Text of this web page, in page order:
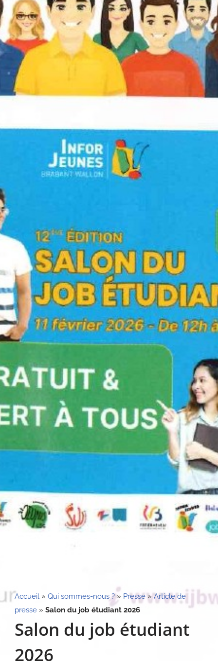
Accueil » Qui sommes-nous ?» Presse »Article de
presse » Salon du job étudiant 2026
Salon du job étudiant
2026